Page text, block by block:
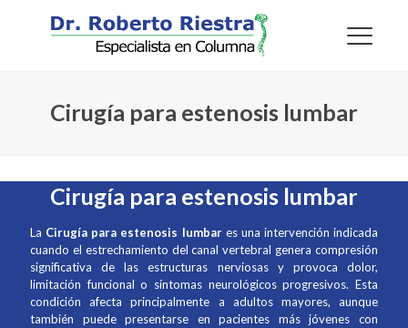
Cirugía para estenosis lumbar
Cirugía para estenosis lumbar
La Cirugía para estenosis lumbares una intervención indicada
cuando el estrechamiento del canal vertebral genera compresión
significativa de las estructuras nerviosas y provoca dolor,
limitación funcional o síntomas neurológicos progresivos. Esta
condición afecta principalmente a adultos mayores, aunque
también puede presentarse en pacientes más jóvenes con